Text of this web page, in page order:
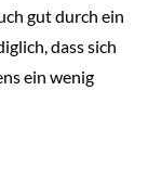
gut durch ein
dass sich
ein wenig